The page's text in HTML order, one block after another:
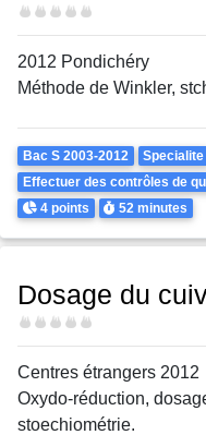
Difficulté
2012 Pondichéry
Méthode de Winkler,
Theme
Bac S 2003-2012 Specialite
Effectuer des contrôles de
Points
4 points Durée
52 minutes
Dosage du
Difficulté
Centres étrangers 2012
Oxydo-réduction,
stoechiométrie.